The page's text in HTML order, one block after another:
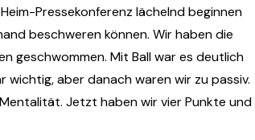
Pressekonferenz lächelnd beginnen
beschweren können. Wir haben die
geschwommen. Mit Ball war es deutlich
wichtig, aber danach waren wir zu passiv.
Jetzt haben wir vier Punkte und